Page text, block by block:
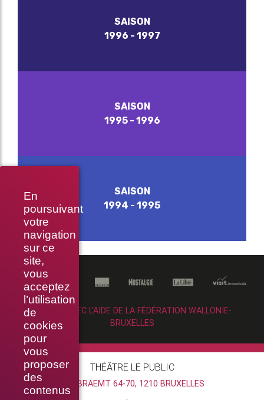
En
poursuivant
votre
navigation
sur ce
site,
vous
acceptez
l’utilisation
de
cookies
pour
vous
proposer
des
contenus
SAISON
1996 - 1997
SAISON
1995 - 1996
SAISON
1994 - 1995
RÉALISÉ AVEC L’AIDE DE LA FÉDÉRATION WALLONIE-
BRUXELLES
THÉÂTRE LE PUBLIC
RUE BRAEMT 64-70, 1210 BRUXELLES